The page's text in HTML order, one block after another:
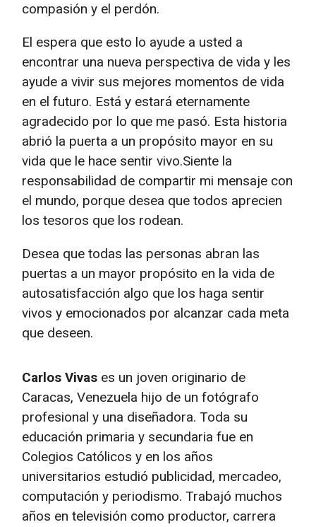
compasión y el perdón.
El espera que esto lo ayude a usted a
encontrar una nueva perspectiva de vida y les
ayude a vivir sus mejores momentos de vida
en el futuro. Está y estará eternamente
agradecido por lo que me pasó. Esta historia
abrió la puerta a un propósito mayor en su
vida que le hace sentir vivo.Siente la
responsabilidad de compartir mi mensaje con
el mundo, porque desea que todos aprecien
los tesoros que los rodean.
Desea que todas las personas abran las
puertas a un mayor propósito en la vida de
autosatisfacción algo que los haga sentir
vivos y emocionados por alcanzar cada meta
que deseen.
Carlos Vivas es un joven originario de
Caracas, Venezuela hijo de un fotógrafo
profesional y una diseñadora. Toda su
educación primaria y secundaria fue en
Colegios Católicos y en los años
universitarios estudió publicidad, mercadeo,
computación y periodismo. Trabajó muchos
años en televisión como productor, carrera